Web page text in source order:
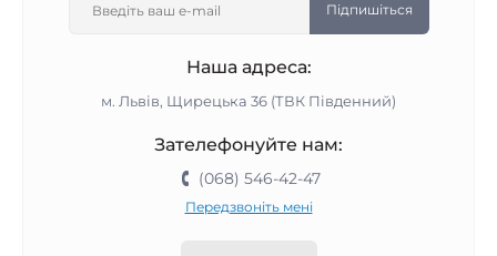
Підпишіться
Наша адреса:
м. Львів, Щирецька 36 (ТВК Південний)
Зателефонуйте нам:
(068) 546-42-47
Передзвоніть мені